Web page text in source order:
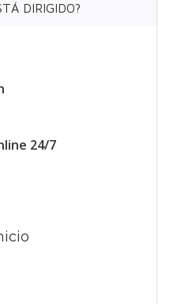
DIRIGIDO?
24/7